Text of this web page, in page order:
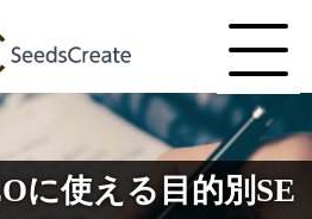
に使える目的別SE